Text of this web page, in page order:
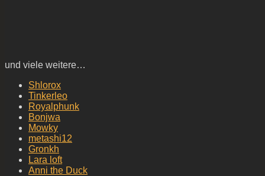
und viele weitere…
Shlorox
Tinkerleo
Royalphunk
Bonjwa
Mowky
metashi12
Gronkh
Lara loft
Anni the Duck